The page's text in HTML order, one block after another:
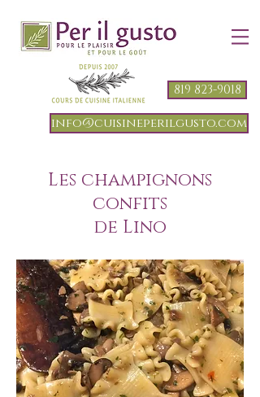
819 823-9018
info@cuisineperilgusto.com
Les champignons
confits
de Lino